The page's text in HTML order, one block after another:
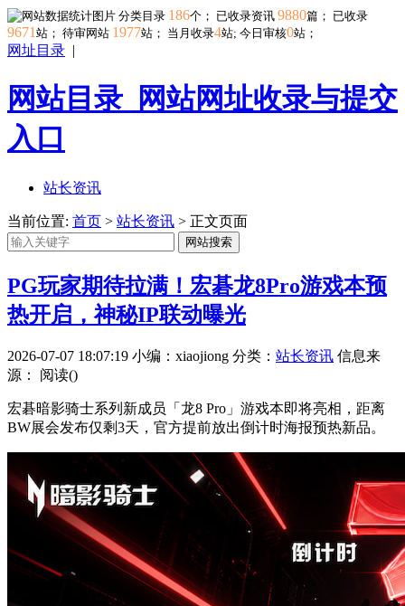
分类目录 186个； 已收录资讯 9880篇； 已收录
9671 站； 待审网站 1977站； 当月收录4站; 今日审核0站；
网址目录 |
网站目录_网站网址收录与提交
入口
站长资讯
当前位置: 首页 > 站长资讯 > 正文页面
网站搜索
PG玩家期待拉满！宏碁龙8Pro游戏本预
热开启，神秘IP联动曝光
2026-07-07 18:07:19 小编：xiaojiong 分类： 站长资讯 信息来
源：
阅读()
宏碁暗影骑士系列新成员「龙8 Pro」游戏本即将亮相，距离
BW展会发布仅剩3天，官方提前放出倒计时海报预热新品。